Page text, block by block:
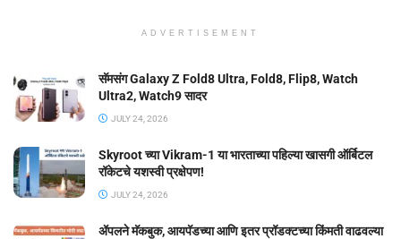
ADVERTISEMENT
सॅमसंग Galaxy Z Fold8 Ultra, Fold8, Flip8, Watch
Ultra2, Watch9 सादर
JULY 24, 2026
Skyroot च्या Vikram-1 या भारताच्या पहिल्या खासगी ऑर्बिटल
रॉकेटचे यशस्वी प्रक्षेपण!
JULY 24, 2026
ॲपलने मॅकबुक, आयपॅडच्या आणि इतर प्रॉडक्टच्या किंमती वाढवल्या